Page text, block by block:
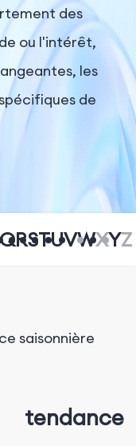
des
ou l'intérêt,
les
de
QRSTUVWXYZ
saisonnière
tendance